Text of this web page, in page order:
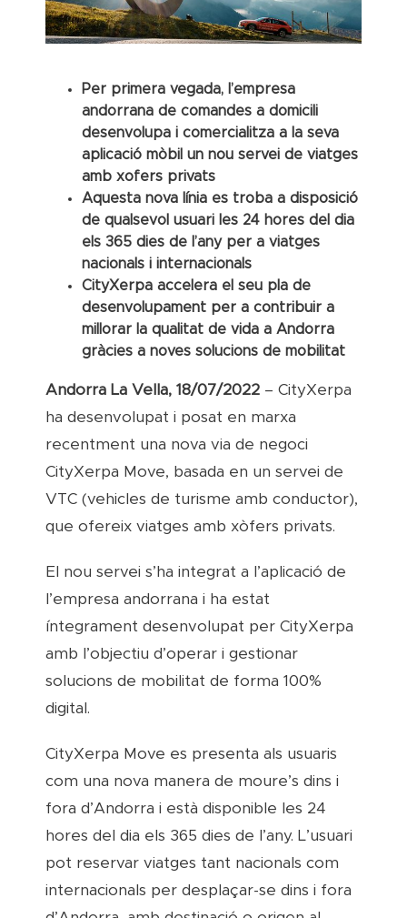
Per primera vegada, l’empresa
andorrana de comandes a domicili
desenvolupa i comercialitza a la seva
aplicació mòbil un nou servei de viatges
amb xofers privats
Aquesta nova línia es troba a disposició
de qualsevol usuari les 24 hores del dia
els 365 dies de l’any per a viatges
nacionals i internacionals
CityXerpa accelera el seu pla de
desenvolupament per a contribuir a
millorar la qualitat de vida a Andorra
gràcies a noves solucions de mobilitat
Andorra La Vella, 18/07/2022 – CityXerpa
ha desenvolupat i posat en marxa
recentment una nova via de negoci
CityXerpa Move, basada en un servei de
VTC (vehicles de turisme amb conductor),
que ofereix viatges amb xòfers privats.
El nou servei s’ha integrat a l’aplicació de
l’empresa andorrana i ha estat
íntegrament desenvolupat per CityXerpa
amb l’objectiu d’operar i gestionar
solucions de mobilitat de forma 100%
digital.
CityXerpa Move es presenta als usuaris
com una nova manera de moure’s dins i
fora d’Andorra i està disponible les 24
hores del dia els 365 dies de l’any. L’usuari
pot reservar viatges tant nacionals com
internacionals per desplaçar-se dins i fora